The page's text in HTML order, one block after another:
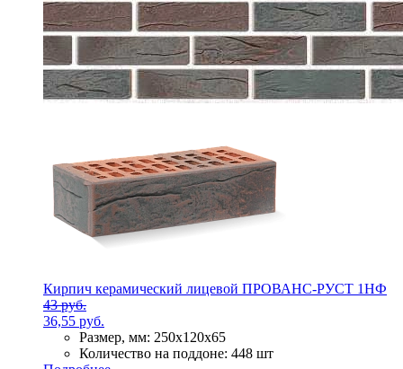
Кирпич керамический лицевой ПРОВАНС-РУСТ 1НФ
43 руб.
36,55 руб.
Размер, мм: 250х120х65
Количество на поддоне: 448 шт